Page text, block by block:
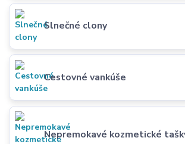
Slnečné clony
Cestovné vankúše
Nepremokavé kozmetické